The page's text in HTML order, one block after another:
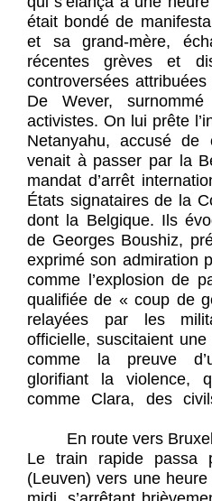
était bondé de
et sa grand-mère,
récentes grèves et
controversées
De Wever,
activistes. On lui prête
Netanyahu, accusé de
venait à passer par la
mandat d’arrêt
États signataires de la
dont la Belgique. Ils
de Georges Boushiz,
exprimé son admiration
comme l’explosion de
qualifiée de « coup de
relayées par les
officielle, suscitaient
comme la preuve
glorifiant la violence,
comme Clara, des
En route vers
Le train rapide passa
(Leuven) vers une